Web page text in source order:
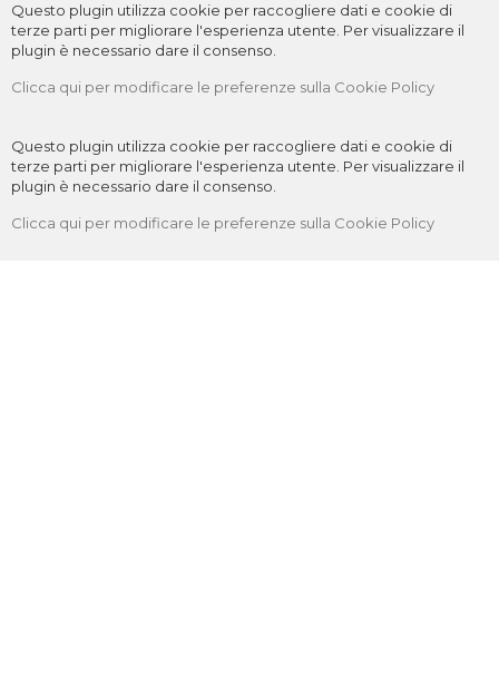
Questo plugin utilizza cookie per raccogliere dati e cookie di
terze parti per migliorare l'esperienza utente. Per visualizzare il
plugin è necessario dare il consenso.
Clicca qui per modificare le preferenze sulla Cookie Policy
Questo plugin utilizza cookie per raccogliere dati e cookie di
terze parti per migliorare l'esperienza utente. Per visualizzare il
plugin è necessario dare il consenso.
Clicca qui per modificare le preferenze sulla Cookie Policy